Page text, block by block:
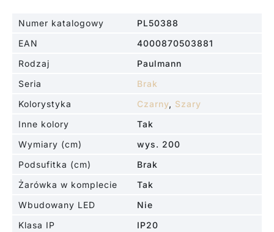
Numer katalogowy
PL50388
EAN
4000870503881
Rodzaj
Paulmann
Seria
Brak
Kolorystyka
Czarny, Szary
Inne kolory
Tak
Wymiary (cm)
wys. 200
Podsufitka (cm)
Brak
Żarówka w komplecie
Tak
Wbudowany LED
Nie
Klasa IP
IP20